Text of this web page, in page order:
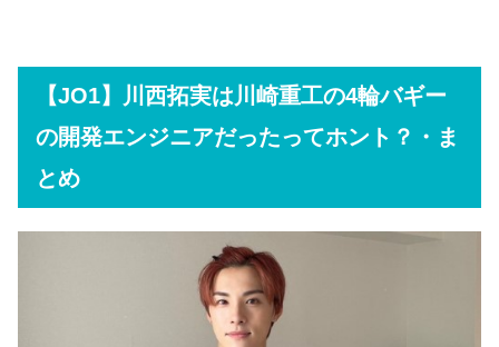
【JO1】川西拓実は川崎重工の4輪バギー
の開発エンジニアだったってホント？・ま
とめ